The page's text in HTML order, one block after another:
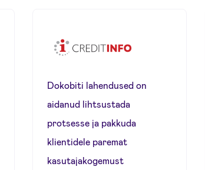
Dokobiti lahendused on
aidanud lihtsustada
protsesse ja pakkuda
klientidele paremat
kasutajakogemust